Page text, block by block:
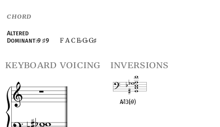
CHORD
Altered
Dominant♭9♯9 F A C E♭G♭G♯
keyboard voicing inversions
A♭13(♭9)